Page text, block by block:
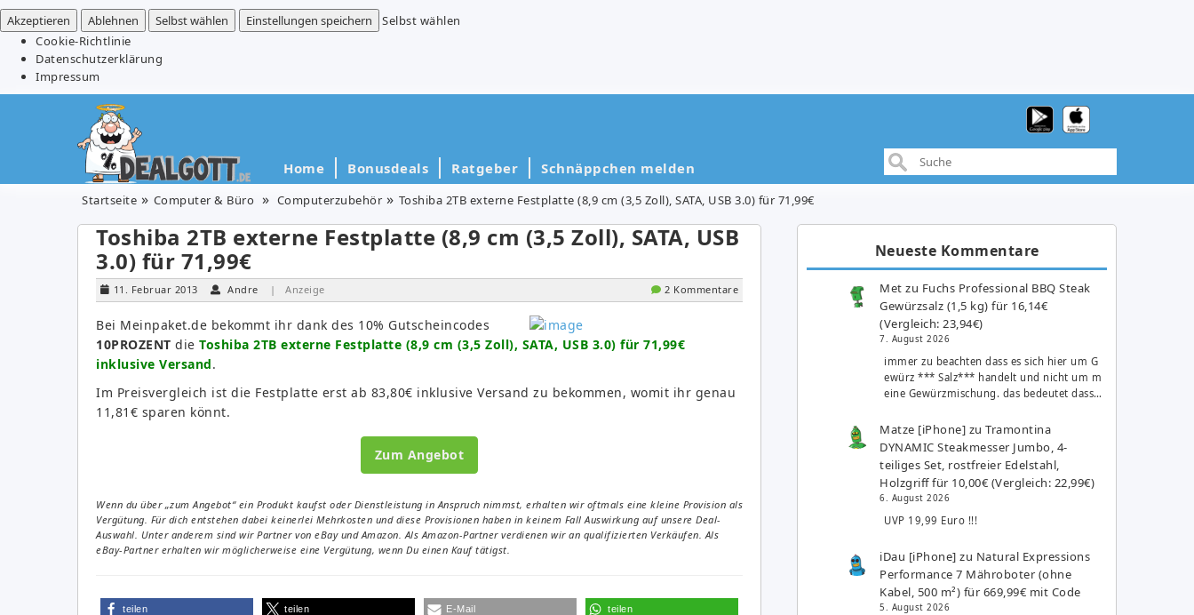
Akzeptieren
Ablehnen Selbst wählen Einstellungen speichern
Selbst wählen
Cookie-Richtlinie
Datenschutzerklärung
Impressum
Home Bonusdeals Ratgeber Schnäppchen melden
Startseite Computer & Büro Computerzubehör Toshiba 2TB externe Festplatte (8,9 cm (3,5 Zoll), SATA, USB 3.0) für 71,99€
Toshiba 2TB externe Festplatte (8,9 cm (3,5 Zoll), SATA, USB
3.0) für 71,99€
11. Februar 2013 Andre | Anzeige 2 Kommentare
Bei Meinpaket.de bekommt ihr dank des 10% Gutscheincodes
10PROZENT die Toshiba 2TB externe Festplatte (8,9 cm (3,5 Zoll), SATA, USB 3.0) für 71,99€
inklusive Versand.
Im Preisvergleich ist die Festplatte erst ab 83,80€ inklusive Versand zu bekommen, womit ihr genau
11,81€ sparen könnt.
Zum Angebot
Wenn du über „zum Angebot“ ein Produkt kaufst oder Dienstleistung in Anspruch nimmst, erhalten wir oftmals eine kleine Provision als
Vergütung. Für dich entstehen dabei keinerlei Mehrkosten und diese Provisionen haben in keinem Fall Auswirkung auf unsere Deal-
Auswahl. Unter anderem sind wir Partner von eBay und Amazon. Als Amazon-Partner verdienen wir an qualifizierten Verkäufen. Als
eBay-Partner erhalten wir möglicherweise eine Vergütung, wenn Du einen Kauf tätigst.
teilen teilen E-Mail teilen
Neueste Kommentare
Met zu Fuchs Professional BBQ Steak
Gewürzsalz (1,5 kg) für 16,14€
(Vergleich: 23,94€)
7. August 2026
immer zu beachten dass es sich hier um G
ewürz *** Salz*** handelt und nicht um m
eine Gewürzmischung. das bedeutet dass…
Matze [iPhone] zuTramontina
DYNAMIC Steakmesser Jumbo, 4-
teiliges Set, rostfreier Edelstahl,
Holzgriff für 10,00€ (Vergleich: 22,99€)
6. August 2026
UVP 19,99 Euro !!!
iDau [iPhone] zu Natural Expressions
Performance 7 Mähroboter (ohne
Kabel, 500 m²) für 669,99€ mit Code
5. August 2026